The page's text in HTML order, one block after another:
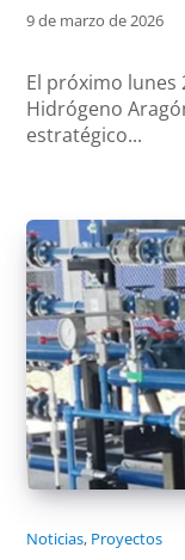
9 de marzo de 2026
El próximo lunes
Hidrógeno
estratégico...
Noticias, Proyectos